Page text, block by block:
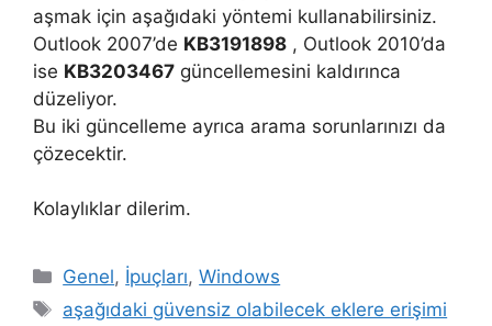
aşmak için aşağıdaki yöntemi kullanabilirsiniz.
Outlook 2007’de KB3191898 , Outlook 2010’da
ise KB3203467 güncellemesini kaldırınca
düzeliyor.
Bu iki güncelleme ayrıca arama sorunlarınızı da
çözecektir.
Kolaylıklar dilerim.
Kategoriler
Genel, İpuçları,Windows
Etiketler
aşağıdaki güvensiz olabilecek eklere erişimi